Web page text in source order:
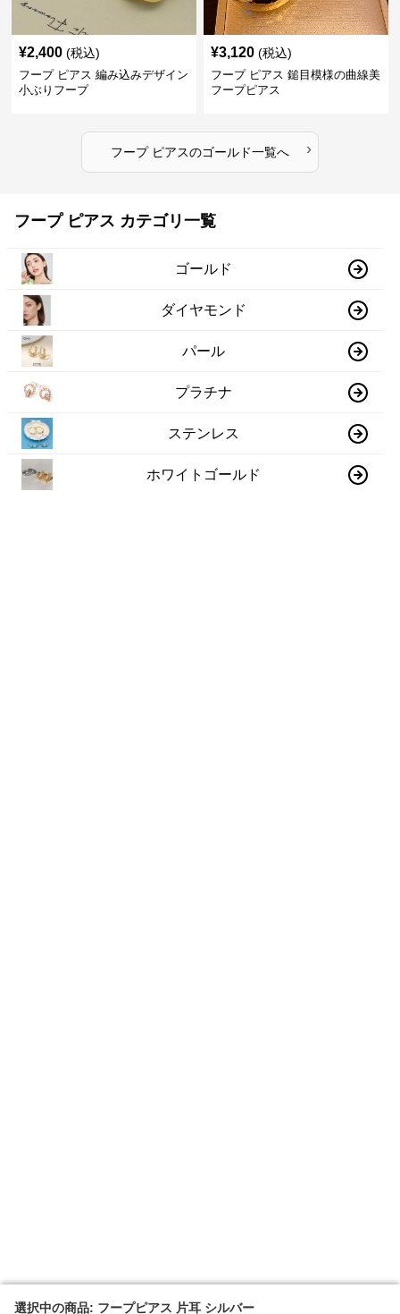
選択中の商品: フープピアス 片耳 シルバー
選択中の商品: フープピアス 片耳 シルバー
¥2,400 (税込)
フープ ピアス 編み込みデザイン
小ぶりフープ
¥3,120 (税込)
フープ ピアス 鎚目模様の曲線美
フープピアス
フープ ピアスのゴールド一覧へ ›
フープ ピアス カテゴリ一覧
ゴールド
ダイヤモンド
パール
プラチナ
ステンレス
ホワイトゴールド